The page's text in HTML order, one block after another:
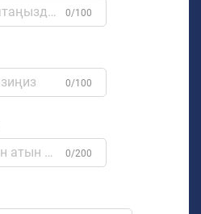
0/100
0/100
0/200